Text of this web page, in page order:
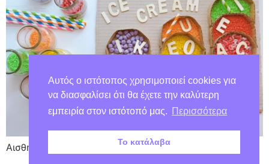
Αισθητηριακό παιχνίδι με παγωτά και γράμματα!
Αυτός ο ιστότοπος χρησιμοποιεί cookies για
να διασφαλίσει ότι θα έχετε την καλύτερη
εμπειρία στον ιστότοπό μας.
Περισσότερα
Το κατάλαβα